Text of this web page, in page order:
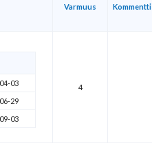
Varmuus Kommentti
03
29
03
4